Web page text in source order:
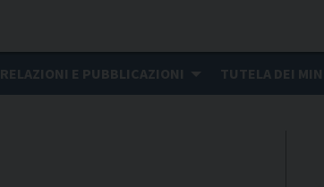
RELAZIONI E PUBBLICAZIONI TUTELA DEI